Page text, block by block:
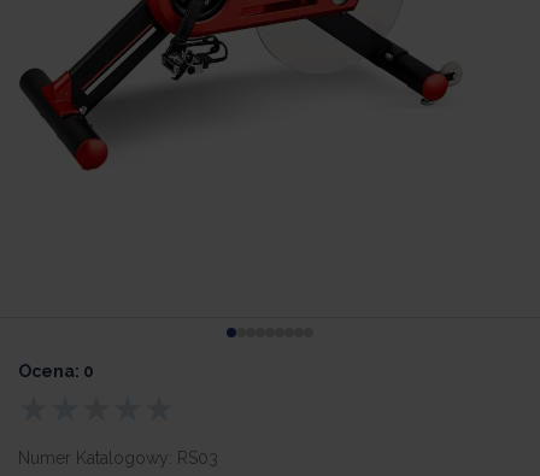
Ocena: 0
Numer Katalogowy: RS03